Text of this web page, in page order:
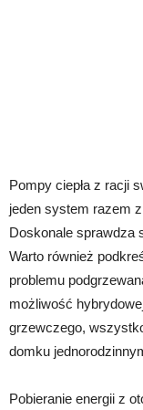
Pompy ciepła z racji
jeden system razem
Doskonale sprawdza
Warto również
problemu
możliwość
grzewczego,
domku
Pobieranie energii z